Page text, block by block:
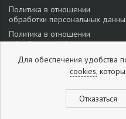
Политика в отношении
обработки персональных
Политика в отношении
обработки cookie
Подробнее о настройках
Отзывы: 5из
Для обеспечения удобства
cookies,